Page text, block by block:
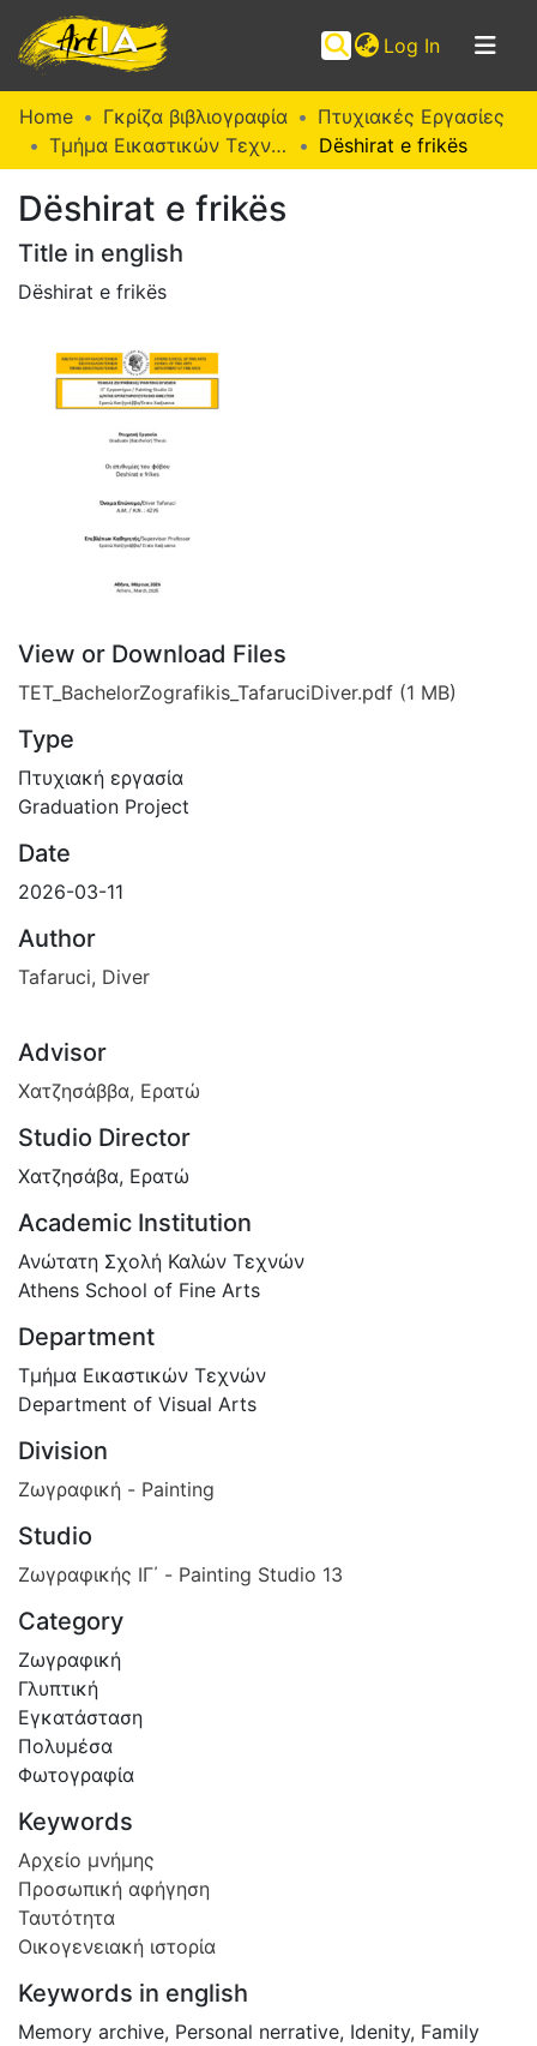
Log In (current)
Communities
Collections
Browse ArtIA
Statistics
Home Γκρίζα βιβλιογραφία
Πτυχιακές Εργασίες
Τμήμα Εικαστικών Τεχνών (Π. Ε.)
Dëshirat e frikës
Dëshirat e frikës
Title in english
Dëshirat e frikës
View or Download Files
TET_BachelorZografikis_TafaruciDiver.pdf (1 MB)
Type
Πτυχιακή εργασία
Graduation Project
Date
2026-03-11
Author
Tafaruci, Diver
Advisor
Χατζησάββα, Ερατώ
Studio Director
Χατζησάβα, Ερατώ
Academic Institution
Ανώτατη Σχολή Καλών Τεχνών
Athens School of Fine Arts
Department
Τμήμα Εικαστικών Τεχνών
Department of Visual Arts
Division
Ζωγραφική - Painting
Studio
Ζωγραφικής ΙΓ΄ - Painting Studio 13
Category
Ζωγραφική
Γλυπτική
Εγκατάσταση
Πολυμέσα
Φωτογραφία
Keywords
Αρχείο μνήμης
Προσωπική αφήγηση
Ταυτότητα
Οικογενειακή ιστορία
Keywords in english
Memory archive, Personal nerrative, Idenity, Family